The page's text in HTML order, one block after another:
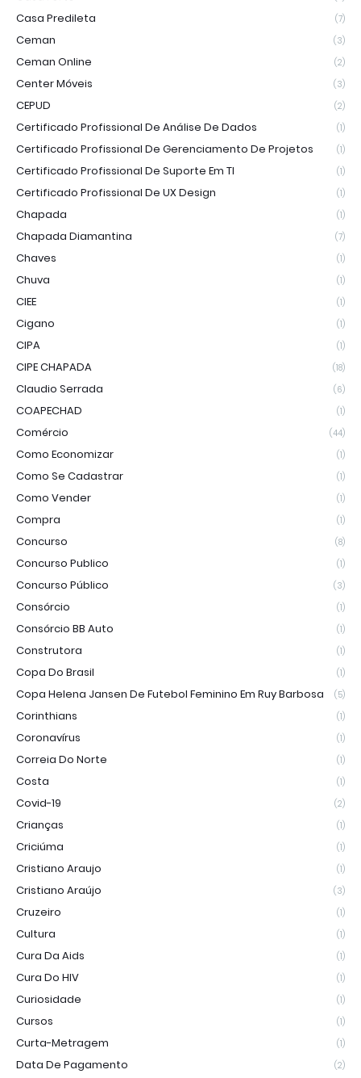
Casa Predileta (7)
Ceman (3)
Ceman Online (2)
Center Móveis (3)
CEPUD (2)
Certificado Profissional De Análise De Dados (1)
Certificado Profissional De Gerenciamento De Projetos (1)
Certificado Profissional De Suporte Em TI (1)
Certificado Profissional De UX Design (1)
Chapada (1)
Chapada Diamantina (7)
Chaves (1)
Chuva (1)
CIEE (1)
Cigano (1)
CIPA (1)
CIPE CHAPADA (18)
Claudio Serrada (6)
COAPECHAD (1)
Comércio (44)
Como Economizar (1)
Como Se Cadastrar (1)
Como Vender (1)
Compra (1)
Concurso (8)
Concurso Publico (1)
Concurso Público (3)
Consórcio (1)
Consórcio BB Auto (1)
Construtora (1)
Copa Do Brasil (1)
Copa Helena Jansen De Futebol Feminino Em Ruy Barbosa (5)
Corinthians (1)
Coronavírus (1)
Correia Do Norte (1)
Costa (1)
Covid-19 (2)
Crianças (1)
Criciúma (1)
Cristiano Araujo (1)
Cristiano Araújo (3)
Cruzeiro (1)
Cultura (1)
Cura Da Aids (1)
Cura Do HIV (1)
Curiosidade (1)
Cursos (1)
Curta-Metragem (1)
Data De Pagamento (2)